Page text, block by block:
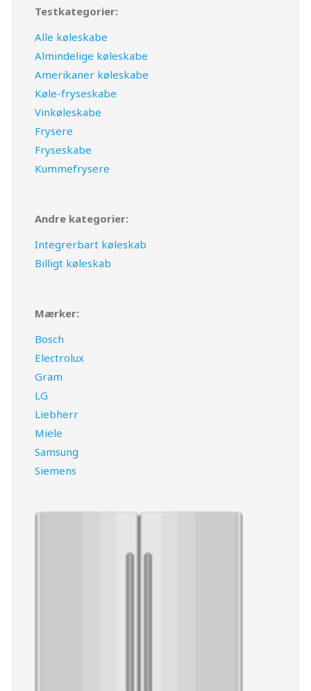
Testkategorier:
Alle køleskabe
Almindelige køleskabe
Amerikaner køleskabe
Køle-fryseskabe
Vinkøleskabe
Frysere
Fryseskabe
Kummefrysere
Andre kategorier:
Integrerbart køleskab
Billigt køleskab
Mærker:
Bosch
Electrolux
Gram
LG
Liebherr
Miele
Samsung
Siemens